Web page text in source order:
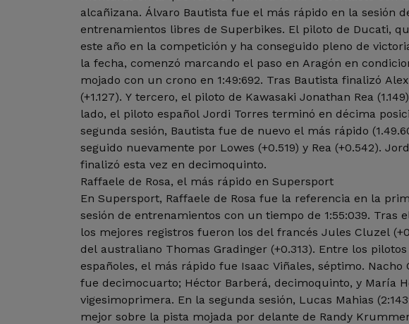
alcañizana. Álvaro Bautista fue el más rápido en la sesión
entrenamientos libres de Superbikes. El piloto de Ducati,
este año en la competición y ha conseguido pleno de
la fecha, comenzó marcando el paso en Aragón en
mojado con un crono en 1:49:692. Tras Bautista finalizó
(+1.127). Y tercero, el piloto de Kawasaki Jonathan Rea
lado, el piloto español Jordi Torres terminó en décima
segunda sesión, Bautista fue de nuevo el más rápido
seguido nuevamente por Lowes (+0.519) y Rea (+0.542).
finalizó esta vez en decimoquinto.
Raffaele de Rosa, el más rápido en Supersport
En Supersport, Raffaele de Rosa fue la referencia en la
sesión de entrenamientos con un tiempo de 1:55:039. Tras
los mejores registros fueron los del francés Jules Cluzel
del australiano Thomas Gradinger (+0.313). Entre los pilotos
españoles, el más rápido fue Isaac Viñales, séptimo. Nacho
fue decimocuarto; Héctor Barberá, decimoquinto, y María
vigesimoprimera. En la segunda sesión, Lucas Mahias
mejor sobre la pista mojada por delante de Randy